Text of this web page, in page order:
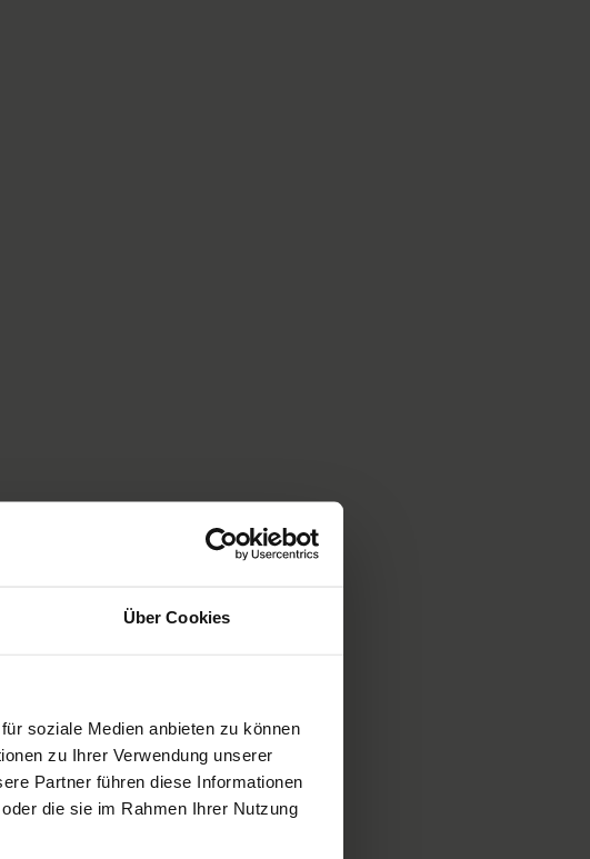
Über Cookies
soziale Medien anbieten zu können
zu Ihrer Verwendung unserer
Partner führen diese Informationen
die sie im Rahmen Ihrer Nutzung